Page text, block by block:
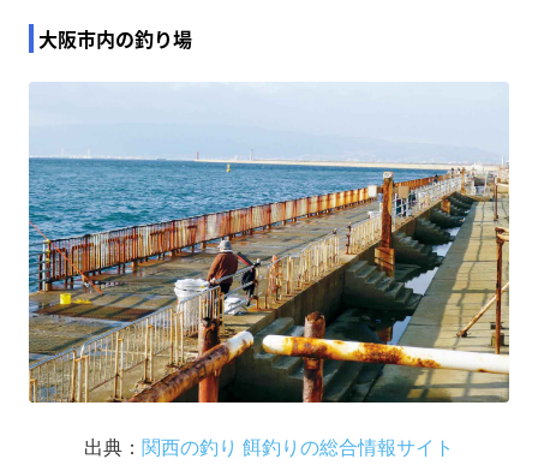
大阪市内の釣り場
出典： 関西の釣り 餌釣りの総合情報サイト